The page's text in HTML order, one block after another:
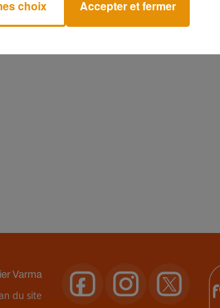
Varma
du site
choix Accepter et fermer